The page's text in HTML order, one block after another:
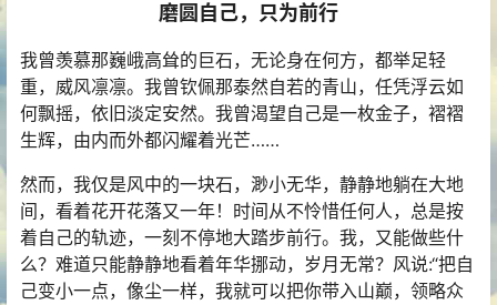
磨圆自己，只为前行
我曾羡慕那巍峨高耸的巨石，无论身在何方，都举足轻
重，威风凛凛。我曾钦佩那泰然自若的青山，任凭浮云如
何飘摇，依旧淡定安然。我曾渴望自己是一枚金子，褶褶
生辉，由内而外都闪耀着光芒……
然而，我仅是风中的一块石，渺小无华，静静地躺在大地
间，看着花开花落又一年！时间从不怜惜任何人，总是按
着自己的轨迹，一刻不停地大踏步前行。我，又能做些什
么？难道只能静静地看着年华挪动，岁月无常？风说:“把自
己变小一点，像尘一样，我就可以把你带入山巅，领略众